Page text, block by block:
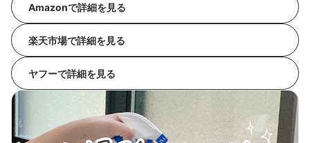
Amazonで詳細を見る
楽天市場で詳細を見る
ヤフーで詳細を見る